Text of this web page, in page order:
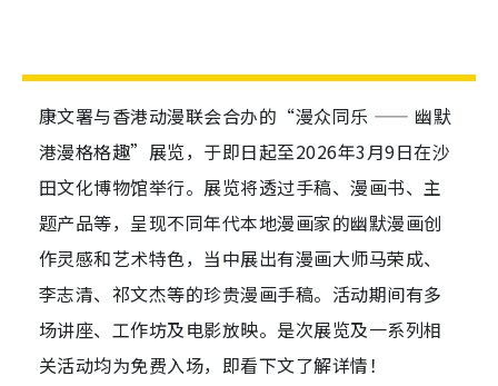
康文署与香港动漫联会合办的“漫众同乐 —— 幽默
港漫格格趣”展览，于即日起至2026年3月9日在沙
田文化博物馆举行。展览将透过手稿、漫画书、主
题产品等，呈现不同年代本地漫画家的幽默漫画创
作灵感和艺术特色，当中展出有漫画大师马荣成、
李志清、祁文杰等的珍贵漫画手稿。活动期间有多
场讲座、工作坊及电影放映。是次展览及一系列相
关活动均为免费入场，即看下文了解详情！